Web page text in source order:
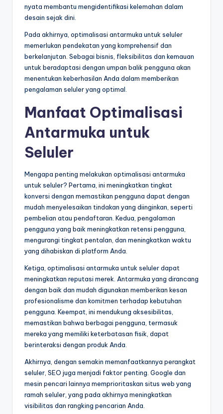
nyata membantu mengidentifikasi kelemahan dalam
desain sejak dini.
Pada akhirnya, optimalisasi antarmuka untuk seluler
memerlukan pendekatan yang komprehensif dan
berkelanjutan. Sebagai bisnis, fleksibilitas dan kemauan
untuk beradaptasi dengan umpan balik pengguna akan
menentukan keberhasilan Anda dalam memberikan
pengalaman seluler yang optimal.
Manfaat Optimalisasi
Antarmuka untuk
Seluler
Mengapa penting melakukan optimalisasi antarmuka
untuk seluler? Pertama, ini meningkatkan tingkat
konversi dengan memastikan pengguna dapat dengan
mudah menyelesaikan tindakan yang diinginkan, seperti
pembelian atau pendaftaran. Kedua, pengalaman
pengguna yang baik meningkatkan retensi pengguna,
mengurangi tingkat pentalan, dan meningkatkan waktu
yang dihabiskan di platform Anda.
Ketiga, optimalisasi antarmuka untuk seluler dapat
meningkatkan reputasi merek. Antarmuka yang dirancang
dengan baik dan mudah digunakan memberikan kesan
profesionalisme dan komitmen terhadap kebutuhan
pengguna. Keempat, ini mendukung aksesibilitas,
memastikan bahwa berbagai pengguna, termasuk
mereka yang memiliki keterbatasan fisik, dapat
berinteraksi dengan produk Anda.
Akhirnya, dengan semakin memanfaatkannya perangkat
seluler, SEO juga menjadi faktor penting. Google dan
mesin pencari lainnya memprioritaskan situs web yang
ramah seluler, yang pada akhirnya meningkatkan
visibilitas dan rangking pencarian Anda.